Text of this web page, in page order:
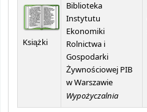
Książki
Biblioteka
Instytutu
Ekonomiki
Rolnictwa i
Gospodarki
Żywnościowej PIB
w Warszawie
Wypożyczalnia